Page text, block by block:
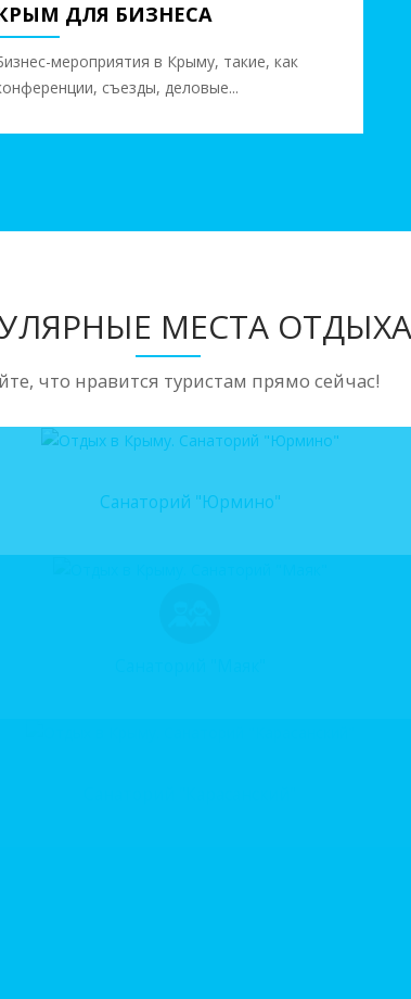
ДЛЯ БИЗНЕСА
мероприятия в Крыму, такие, как
съезды, деловые...
МЕСТА ОТДЫХА
что нравится туристам прямо сейчас!
Санаторий "Юрмино"